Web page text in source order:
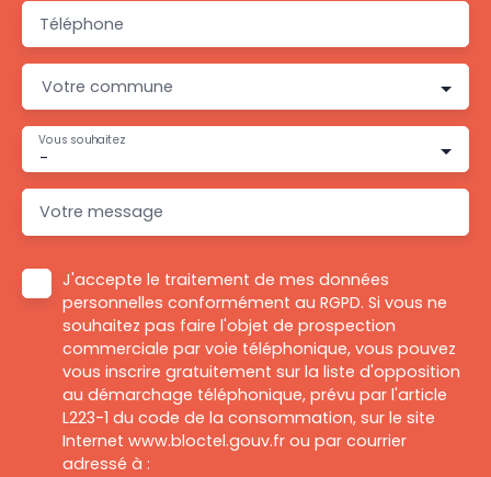
Téléphone
Votre commune
-
Vous souhaitez
Votre message
J'accepte le traitement de mes données
personnelles conformément au RGPD. Si vous ne
souhaitez pas faire l'objet de prospection
commerciale par voie téléphonique, vous pouvez
vous inscrire gratuitement sur la liste d'opposition
au démarchage téléphonique, prévu par l'article
L223-1 du code de la consommation, sur le site
Internet www.bloctel.gouv.fr ou par courrier
adressé à :